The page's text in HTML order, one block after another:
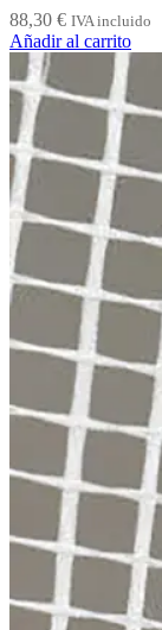
88,30 € IVA incluido
Añadir al carrito